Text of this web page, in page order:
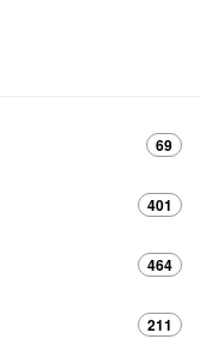
69
401
464
211